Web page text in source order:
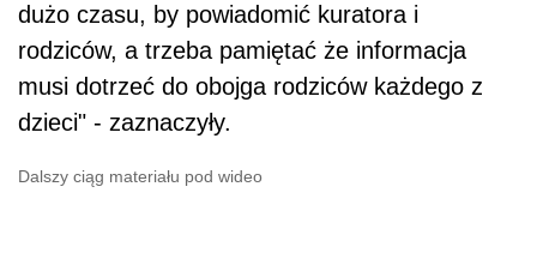
dużo czasu, by powiadomić kuratora i
rodziców, a trzeba pamiętać że informacja
musi dotrzeć do obojga rodziców każdego z
dzieci" - zaznaczyły.
Dalszy ciąg materiału pod wideo